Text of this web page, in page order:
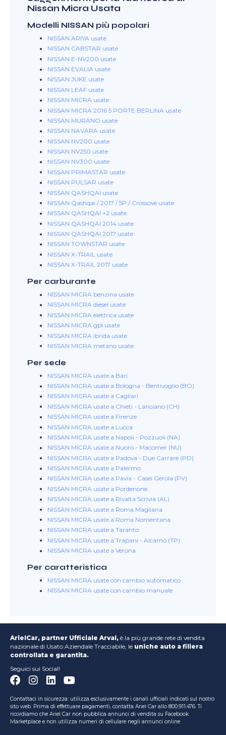
Nissan Micra Usata
Modelli NISSAN più popolari
NISSAN ARIYA usate
NISSAN CABSTAR usate
NISSAN E-NV200 usate
NISSAN EVALIA usate
NISSAN JUKE usate
NISSAN LEAF usate
NISSAN MICRA usate
NISSAN MICRA 2016 5 PORTE BERLINA usate
NISSAN MURANO usate
NISSAN NAVARA usate
NISSAN NV200 usate
NISSAN NV250 usate
NISSAN NV300 usate
NISSAN PRIMASTAR usate
NISSAN PULSAR usate
NISSAN QASHQAI usate
NISSAN Qashqai / 2017 / 5P / Crossove usate
NISSAN QASHQAI +2 usate
NISSAN QASHQAI 2014 usate
NISSAN QASHQAI 2017 usate
NISSAN TOWNSTAR usate
NISSAN X-TRAIL usate
NISSAN X-TRAIL 2017 usate
Per carburante
NISSAN MICRA benzina usate
NISSAN MICRA diesel usate
NISSAN MICRA elettrica usate
NISSAN MICRA gpl usate
NISSAN MICRA ibrida usate
NISSAN MICRA metano usate
Per sede
NISSAN MICRA usate a Bari
NISSAN MICRA usate a Bologna - Bentivoglio (BO)
NISSAN MICRA usate a Cagliari
NISSAN MICRA usate a Chieti - Lanciano (CH)
NISSAN MICRA usate a Firenze
NISSAN MICRA usate a Lucca
NISSAN MICRA usate a Napoli - Pozzuoli (NA)
NISSAN MICRA usate a Nuoro - Macomer (NU)
NISSAN MICRA usate a Padova - Due Carrare (PD)
NISSAN MICRA usate a Palermo
NISSAN MICRA usate a Pavia - Casei Gerola (PV)
NISSAN MICRA usate a Pordenone
NISSAN MICRA usate a Rivalta Scrivia (AL)
NISSAN MICRA usate a Roma Magliana
NISSAN MICRA usate a Roma Nomentana
NISSAN MICRA usate a Taranto
NISSAN MICRA usate a Trapani - Alcamo (TP)
NISSAN MICRA usate a Verona
Per caratteristica
NISSAN MICRA usate con cambio automatico
NISSAN MICRA usate con cambio manuale
ArielCar, partner Ufficiale Arval, è la più grande rete di vendita
nazionale di Usato Aziendale Tracciabile, le uniche auto a filiera
controllata e garantita.
Seguici sui Social!
Contattaci in sicurezza: utilizza esclusivamente i canali ufficiali indicati sul nostro
sito web. Prima di effettuare pagamenti, contatta Ariel Car allo 800.911.476. Ti
ricordiamo che Ariel Car non pubblica annunci di vendita su Facebook
Marketplace e non utilizza numeri di cellulare negli annunci online